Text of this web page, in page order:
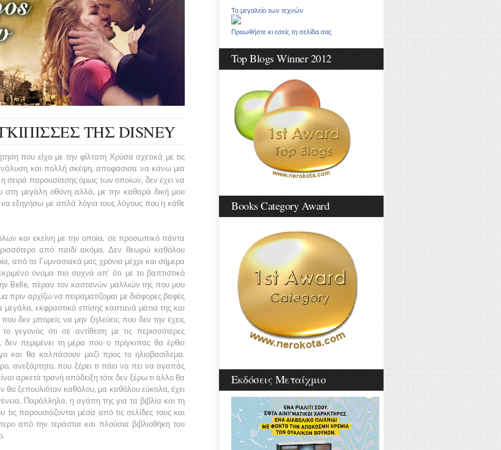
ΤΗΣ DISNEY
που είχα με την φίλτατη Χρύσασχετικά με τις
και πολλή σκέψη, αποφάσισα να κάνω μια
η σειρά παρουσίασης όμως των οποίων, δεν έχει να
στη μεγάλη οθόνη αλλά, με την καθαρά δική μου
εξηγήσω με απλά λόγια τους λόγους που η κάθε
και εκείνη με την οποία, σε προσωπικό πάντα
από παιδί ακόμα. Δεν θεωρώ καθόλου
από τα Γυμνασιακά μας χρόνια μέχρι και σήμερα
όνομα πιο συχνά απ' ότι με το βαπτιστικό
Belle, πέραν τον καστανών μαλλιών της που μου
πριν αρχίζω να πειραματίζομαι με διάφορες βαφές
μεγάλα, εκφραστικά επίσης καστανά μάτια της και
που δεν μπορείς να μην ζηλεύεις που δεν την έχεις
γεγονός ότι σε αντίθεση με τις περισσότερες
δεν περιμένει τη μέρα που ο πρίγκιπας θα έρθει
και θα καλπάσουν μαζί προς το ηλιοβασίλεμα.
ανεξάρτητο, που ξέρει τι πάει να πει να αγαπάς
αρκετά τρανή απόδειξη τότε δεν ξέρω τι άλλο θα
ξεπουλιόταν καθόλου, μα καθόλου εύκολα, έχει
Παράλληλα, η αγάπη της για τα βιβλία και τη
τις παρουσιάζονται μέσα από τις σελίδες τους και
από την τεράστια και πλούσια βιβλιοθήκη του
Το μεγαλείο των τεχνών
Προωθήστε κι εσείς τη σελίδα σας
Top Blogs Winner 2012
Books Category Award
Εκδόσεις Μεταίχμιο